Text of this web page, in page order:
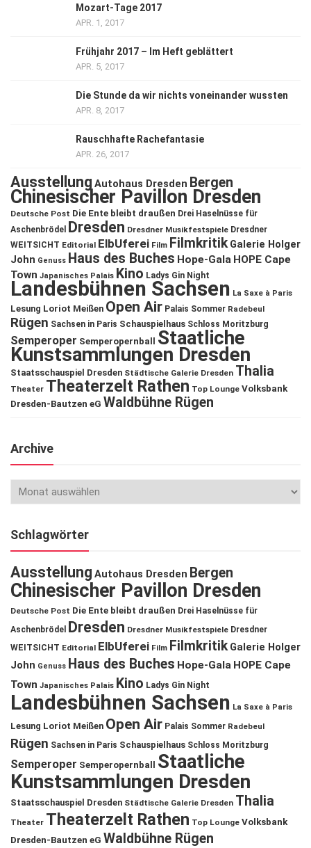
Mozart-Tage 2017
APR. 1, 2017
Frühjahr 2017 – Im Heft geblättert
APR. 5, 2017
Die Stunde da wir nichts voneinander wussten
APR. 8, 2017
Rauschhafte Rachefantasie
APR. 26, 2017
Ausstellung Autohaus Dresden Bergen
Chinesischer Pavillon Dresden
Deutsche Post Die Ente bleibt draußen Drei Haselnüsse für
Aschenbrödel
Dresden Dresdner Musikfestspiele Dresdner
WEITSICHT Editorial ElbUferei Film Filmkritik Galerie Holger
John Genuss Haus des Buches Hope-Gala HOPE Cape
Town Japanisches Palais Kino Ladys Gin Night
Landesbühnen Sachsen La Saxe à Paris
Lesung Loriot Meißen Open Air Palais Sommer Radebeul
Rügen Sachsen in Paris Schauspielhaus Schloss Moritzburg
Semperoper Semperopernball Staatliche
Kunstsammlungen Dresden
Staatsschauspiel Dresden Städtische Galerie Dresden Thalia
Theater Theaterzelt Rathen Top Lounge Volksbank
Dresden-Bautzen eG Waldbühne Rügen
Archive
Schlagwörter
Ausstellung Autohaus Dresden Bergen
Chinesischer Pavillon Dresden
Deutsche Post Die Ente bleibt draußen Drei Haselnüsse für
Aschenbrödel
Dresden Dresdner Musikfestspiele Dresdner
WEITSICHT Editorial ElbUferei Film Filmkritik Galerie Holger
John Genuss Haus des Buches Hope-Gala HOPE Cape
Town Japanisches Palais Kino Ladys Gin Night
Landesbühnen Sachsen La Saxe à Paris
Lesung Loriot Meißen Open Air Palais Sommer Radebeul
Rügen Sachsen in Paris Schauspielhaus Schloss Moritzburg
Semperoper Semperopernball
Staatliche
Kunstsammlungen Dresden
Staatsschauspiel Dresden Städtische Galerie Dresden Thalia
Theater Theaterzelt Rathen Top Lounge Volksbank
Dresden-Bautzen eG Waldbühne Rügen